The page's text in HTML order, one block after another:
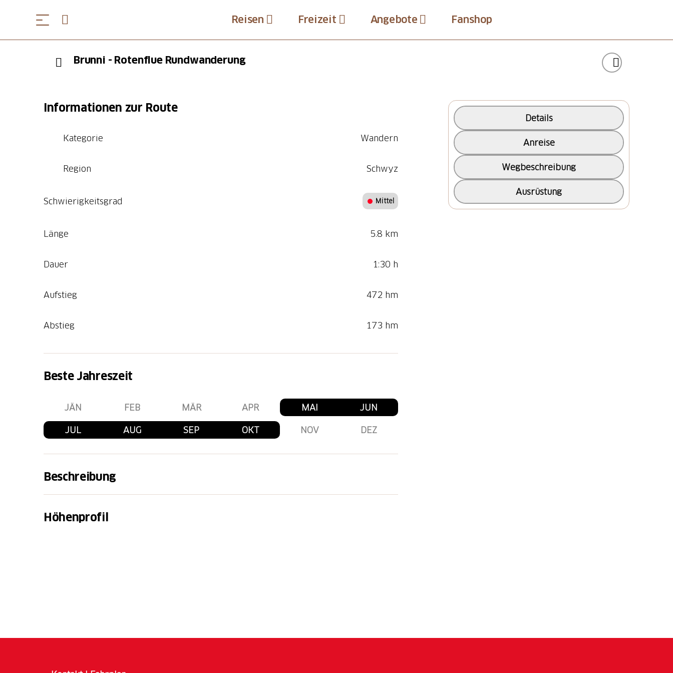
Reisen Freizeit Angebote Fanshop
Brunni - Rotenflue Rundwanderung
Informationen zur Route
Kategorie Wandern
Region Schwyz
Schwierigkeitsgrad Mittel
Länge 5.8 km
Dauer 1:30 h
Aufstieg 472 hm
Abstieg 173 hm
Beste Jahreszeit
JÄN FEB MÄR APR MAI JUN
JUL AUG SEP OKT NOV DEZ
Beschreibung
einfachen Rundwanderung auf der Holzegg, direkt beim Restaurant. Die Bahn zun
nehmen, ist vor allem beim Wandern mit kleineren Kindern zu empfehlen, erspart
und schon bald rechts vorbei an der nächsten Gaststätte oder auch
Höhenprofil
Details
Anreise
Wegbeschreibung
Ausrüstung